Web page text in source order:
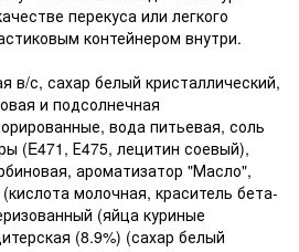
перекуса или легкого
контейнером внутри.
в/с, сахар белый кристаллический,
и подсолнечная
вода питьевая, соль
(E471, Е475, лецитин соевый),
ароматизатор "Масло",
молочная, краситель бета-
(яйца куриные
(8.9%) (сахар белый